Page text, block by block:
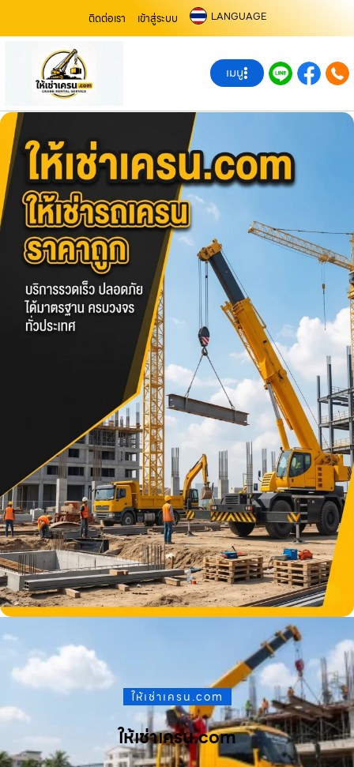
ติดต่อเรา เข้าสู่ระบบ LANGUAGE
เมนู
ให้เช่าเครน.com
ให้เช่าเครน.com